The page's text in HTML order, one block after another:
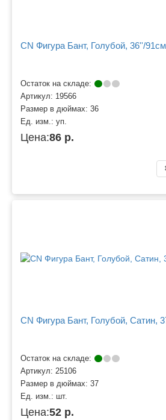
CN Фигура Бант, Голубой, 36''/91см
Остаток на складе:
Артикул: 19566
Размер в дюймах: 36
Ед. изм.: уп.
Цена:86 р.
CN Фигура Бант, Голубой, Сатин,
Остаток на складе:
Артикул: 25106
Размер в дюймах: 37
Ед. изм.: шт.
Цена:52 р.